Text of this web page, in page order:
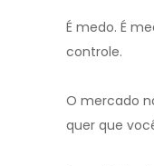
É medo. É
controle.
O mercado
quer que